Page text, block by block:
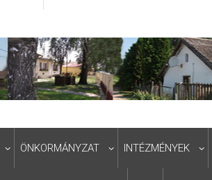
ÖNKORMÁNYZAT INTÉZMÉNYEK